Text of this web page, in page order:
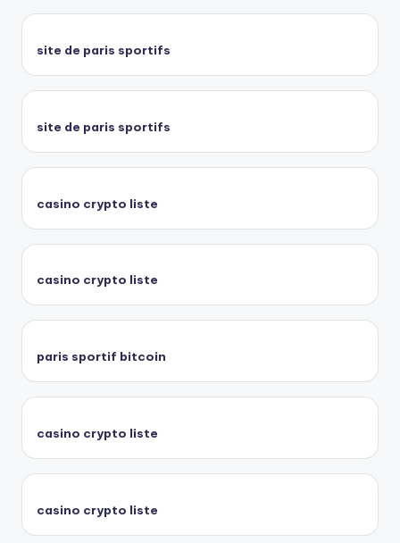
site de paris sportifs
site de paris sportifs
casino crypto liste
casino crypto liste
paris sportif bitcoin
casino crypto liste
casino crypto liste